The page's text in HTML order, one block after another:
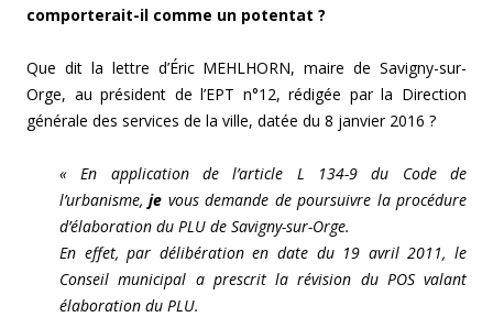
comporterait-il comme un potentat ?
Que dit la lettre d’Éric MEHLHORN, maire de Savigny-sur-
Orge, au président de l’EPT n°12, rédigée par la Direction
générale des services de la ville, datée du 8 janvier 2016 ?
« En application de l’article L 134-9 du Code de
l’urbanisme,je vous demande de poursuivre la procédure
d’élaboration du PLU de Savigny-sur-Orge.
En effet, par délibération en date du 19 avril 2011, le
Conseil municipal a prescrit la révision du POS valant
élaboration du PLU.